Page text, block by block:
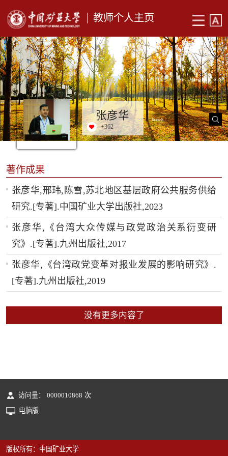
教师个人主页
张彦华
+362
著作成果
张彦华,邢玮,陈雪,苏北地区基层政府公共服务供给
研究.[专著].中国矿业大学出版社,2023
张彦华,《台湾大众传媒与政党政治关系衍变研
究》.[专著].九州出版社,2017
张彦华,《台湾政党变革对报业发展的影响研究》.
[专著].九州出版社,2019
没有更多内容了
访问量： 0000010868 次
电脑版
版权所有：中国矿业大学